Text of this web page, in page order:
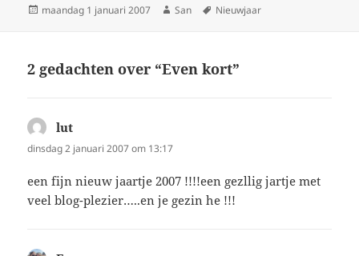
Geplaatst
maandag 1 januari 2007 Auteur
San Tags
Nieuwjaar
2 gedachten over “Even kort”
lut
dinsdag 2 januari 2007 om 13:17
een fijn nieuw jaartje 2007 !!!!een gezllig jartje met
veel blog-plezier…..en je gezin he !!!